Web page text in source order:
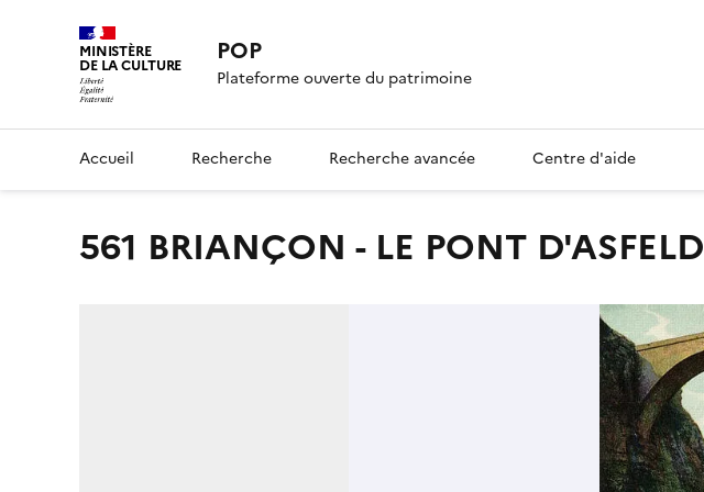
MINISTÈRE
DE LA CULTURE POP
Plateforme ouverte du patrimoine
Accueil Recherche Recherche avancée Centre d'aide
561 BRIANÇON - LE PONT D'ASFELD